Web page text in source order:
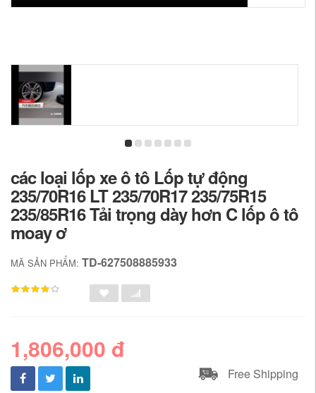
các loại lốp xe ô tô Lốp tự động
235/70R16 LT 235/70R17 235/75R15
235/85R16 Tải trọng dày hơn C lốp ô tô
moay ơ
MÃ SẢN PHẨM: TD-627508885933
1,806,000 đ
Free Shipping